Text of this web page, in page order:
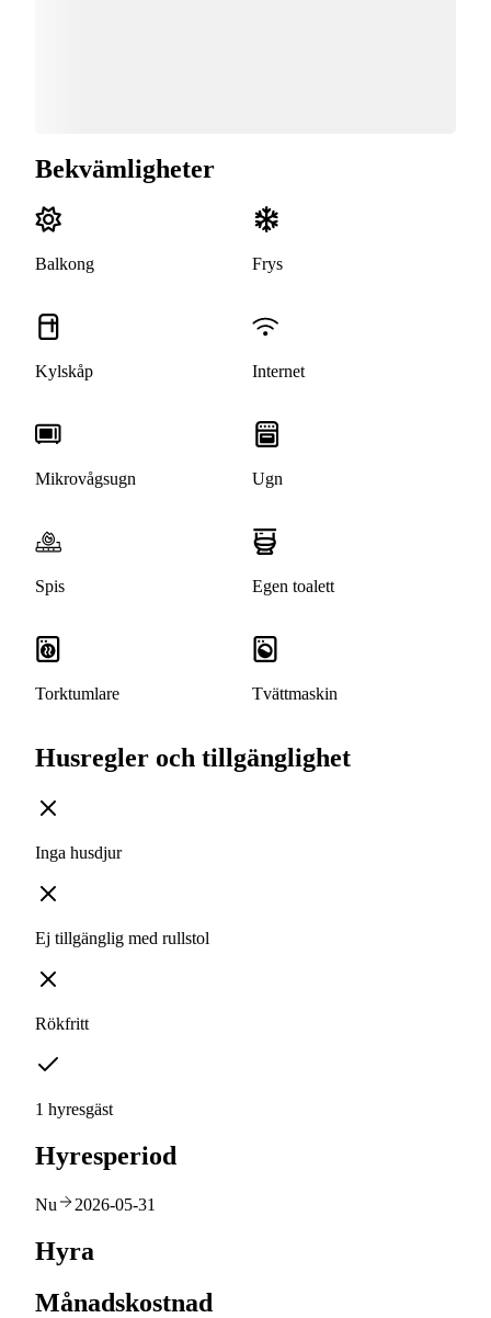
Bekvämligheter
Balkong Frys
Kylskåp Internet
Mikrovågsugn Ugn
Spis Egen toalett
Torktumlare Tvättmaskin
Husregler och tillgänglighet
Inga husdjur
Ej tillgänglig med rullstol
Rökfritt
1 hyresgäst
Hyresperiod
Nu 2026-05-31
Hyra
Månadskostnad